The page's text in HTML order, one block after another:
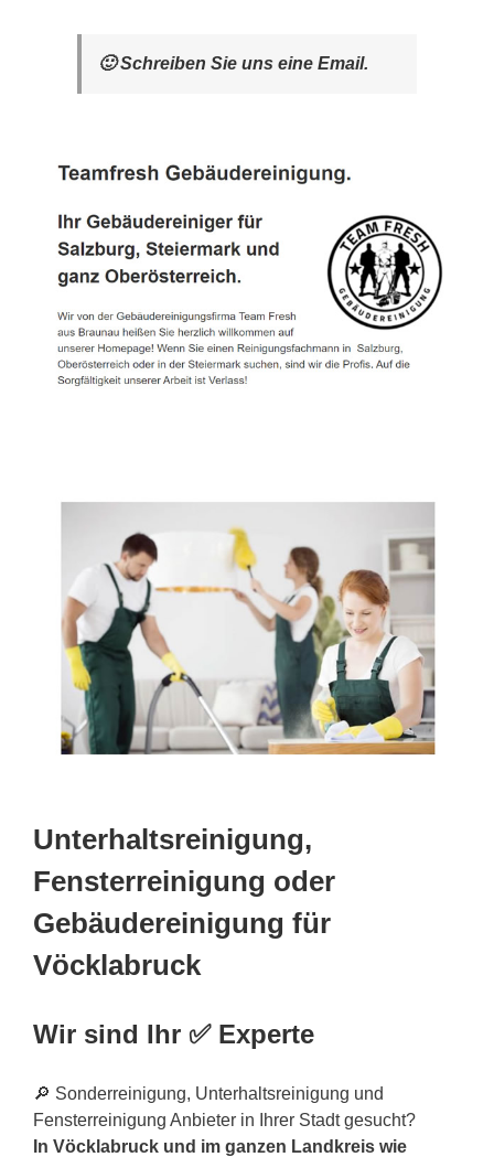
🙂 Schreiben Sie uns eine Email.
Unterhaltsreinigung,
Fensterreinigung oder
Gebäudereinigung für
Vöcklabruck
Wir sind Ihr ✅ Experte
🔎 Sonderreinigung, Unterhaltsreinigung und
Fensterreinigung Anbieter in Ihrer Stadt gesucht?
In Vöcklabruck und im ganzen Landkreis wie